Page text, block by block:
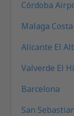
Córdoba
Malaga
Alicante El
Valverde El
Barcelona
San